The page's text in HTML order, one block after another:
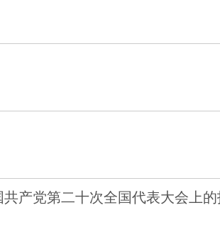
产党第二十次全国代表大会上